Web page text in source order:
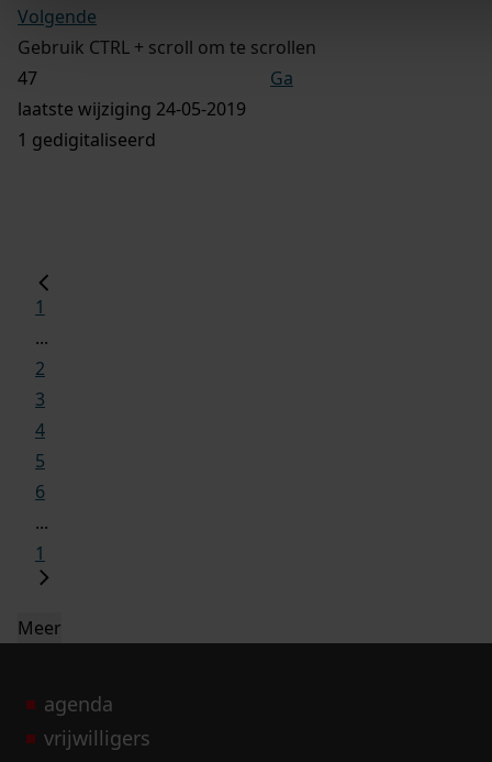
Volgende
Gebruik CTRL + scroll om te scrollen
Ga
laatste wijziging 24-05-2019
1 gedigitaliseerd
1
...
2
3
4
5
6
...
1
Meer
agenda
vrijwilligers